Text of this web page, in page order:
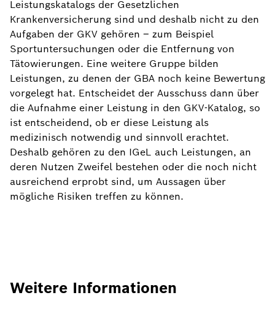
Leistungskatalogs der Gesetzlichen
Krankenversicherung sind und deshalb nicht zu den
Aufgaben der GKV gehören – zum Beispiel
Sportuntersuchungen oder die Entfernung von
Tätowierungen. Eine weitere Gruppe bilden
Leistungen, zu denen der GBA noch keine Bewertung
vorgelegt hat. Entscheidet der Ausschuss dann über
die Aufnahme einer Leistung in den GKV-Katalog, so
ist entscheidend, ob er diese Leistung als
medizinisch notwendig und sinnvoll erachtet.
Deshalb gehören zu den IGeL auch Leistungen, an
deren Nutzen Zweifel bestehen oder die noch nicht
ausreichend erprobt sind, um Aussagen über
mögliche Risiken treffen zu können.
Weitere Informationen